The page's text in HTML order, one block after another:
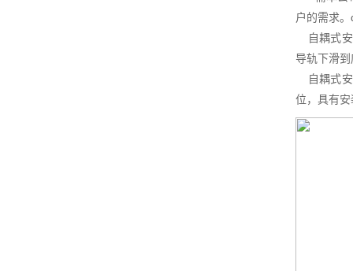
户的需求
自耦式安
导轨下滑
自耦式安
位，具有